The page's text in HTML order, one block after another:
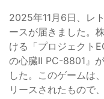
2025年11月6日、レ
ースが届きました。
ける「プロジェクト
の心臓II PC-8801』
した。このゲームは
リースされたもので